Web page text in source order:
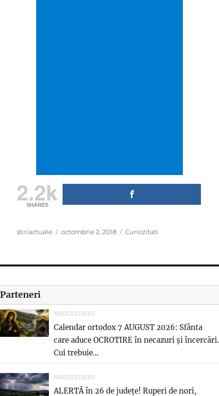
2.2k
SHARES
Author
stiriactuale
Posted
octombrie 2, 2018 Categories
Curiozitati
Parteneri
NOUTATI.INFO
Calendar ortodox 7 AUGUST 2026: Sfânta
care aduce OCROTIRE în necazuri și încercări.
Cui trebuie...
NOUTATI.INFO
ALERTĂ în 26 de județe! Ruperi de nori,